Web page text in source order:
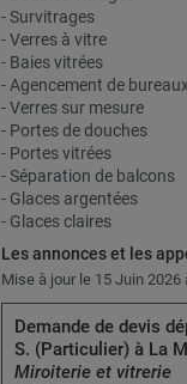
- Survitrages
- Verres à vitre
- Baies vitrées
- Agencement de bureaux
- Verres sur mesure
- Portes de douches
- Portes vitrées
- Séparation de balcons
- Glaces argentées
- Glaces claires
Les annonces et les
Mise à jour le 15 Juin 2026
Demande de devis
S. (Particulier) à La
Miroiterie et vitrerie